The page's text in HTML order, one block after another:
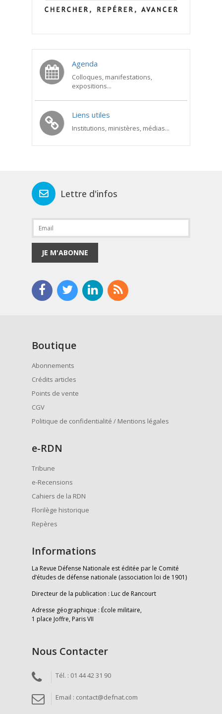
Agenda
Colloques, manifestations,
expositions...
Liens utiles
Institutions, ministères, médias...
Lettre d'infos
JE M'ABONNE
Boutique
Abonnements
Crédits articles
Points de vente
CGV
Politique de confidentialité / Mentions légales
e-RDN
Tribune
e-Recensions
Cahiers de la RDN
Florilège historique
Repères
Informations
La Revue Défense Nationale est éditée par le Comité
d’études de défense nationale (association loi de 1901)
Directeur de la publication : Luc de Rancourt
Adresse géographique : École militaire,
1 place Joffre, Paris VII
Nous Contacter
Tél. : 01 44 42 31 90
Email : contact@defnat.com